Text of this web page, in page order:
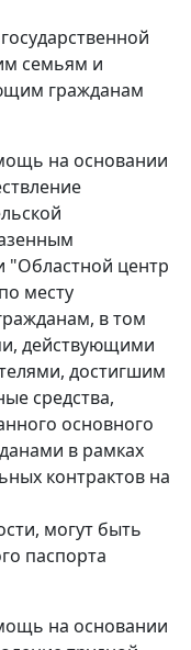
семьям и
гражданам
на основании
"Областной центр
месту
в том
действующими
достигшим
средства,
основного
в рамках
контрактов на
могут быть
паспорта
на основании